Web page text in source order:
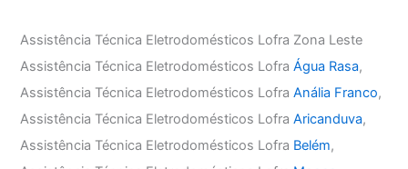
Assistência Técnica Eletrodomésticos Lofra Zona Leste
Assistência Técnica Eletrodomésticos LofraÁgua Rasa,
Assistência Técnica Eletrodomésticos LofraAnália Franco,
Assistência Técnica Eletrodomésticos LofraAricanduva,
Assistência Técnica Eletrodomésticos Lofra Belém,